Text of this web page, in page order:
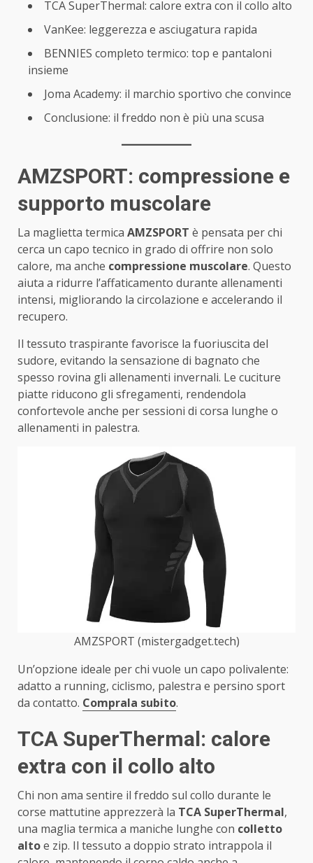
TCA SuperThermal: calore extra con il collo alto
VanKee: leggerezza e asciugatura rapida
BENNIES completo termico: top e pantaloni
insieme
Joma Academy: il marchio sportivo che convince
Conclusione: il freddo non è più una scusa
AMZSPORT: compressione e
supporto muscolare
La maglietta termica AMZSPORT è pensata per chi
cerca un capo tecnico in grado di offrire non solo
calore, ma anche compressione muscolare. Questo
aiuta a ridurre l’affaticamento durante allenamenti
intensi, migliorando la circolazione e accelerando il
recupero.
Il tessuto traspirante favorisce la fuoriuscita del
sudore, evitando la sensazione di bagnato che
spesso rovina gli allenamenti invernali. Le cuciture
piatte riducono gli sfregamenti, rendendola
confortevole anche per sessioni di corsa lunghe o
allenamenti in palestra.
AMZSPORT (mistergadget.tech)
Un’opzione ideale per chi vuole un capo polivalente:
adatto a running, ciclismo, palestra e persino sport
da contatto. Comprala subito.
TCA SuperThermal: calore
extra con il collo alto
Chi non ama sentire il freddo sul collo durante le
corse mattutine apprezzerà la TCA SuperThermal,
una maglia termica a maniche lunghe con colletto
altoe zip. Il tessuto a doppio strato intrappola il